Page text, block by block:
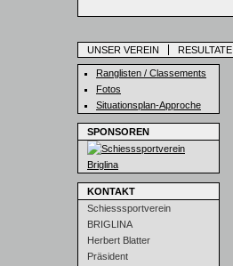
UNSER VEREIN RESULTATE
Ranglisten / Classements
Fotos
Situationsplan-Approche
SPONSOREN
KONTAKT
Schiesssportverein
BRIGLINA
Herbert Blatter
Präsident